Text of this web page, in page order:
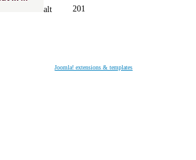
alt
201
Joomla! extensions & templates